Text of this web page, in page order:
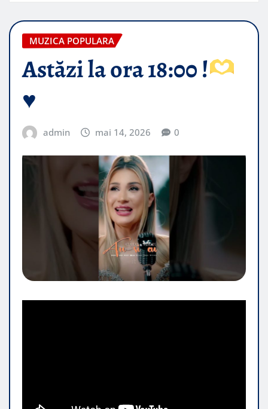
MUZICA POPULARA
Astăzi la ora 18:00 !
♥️
admin mai 14, 2026 0